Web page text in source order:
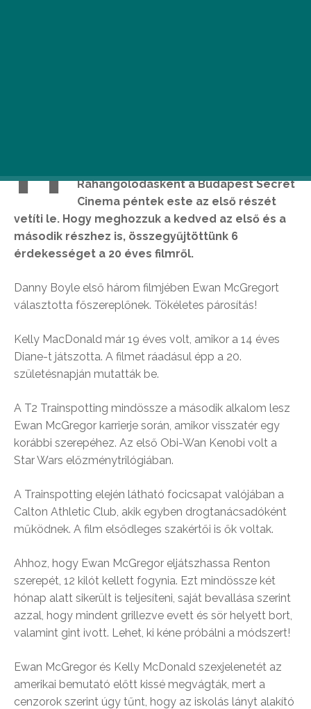
H
Ráhangolódásként a Budapest Secret
Cinema péntek este az első részét
vetíti le. Hogy meghozzuk a kedved az első és a
második részhez is, összegyűjtöttünk 6
érdekességet a 20 éves filmről.
Danny Boyle első három filmjében Ewan McGregort
választotta főszereplőnek. Tökéletes párosítás!
Kelly MacDonald már 19 éves volt, amikor a 14 éves
Diane-t játszotta. A filmet ráadásul épp a 20.
születésnapján mutatták be.
A T2 Trainspotting mindössze a második alkalom lesz
Ewan McGregor karrierje során, amikor visszatér egy
korábbi szerepéhez. Az első Obi-Wan Kenobi volt a
Star Wars előzménytrilógiában.
A Trainspotting elején látható focicsapat valójában a
Calton Athletic Club, akik egyben drogtanácsadóként
működnek. A film elsődleges szakértői is ők voltak.
Ahhoz, hogy Ewan McGregor eljátszhassa Renton
szerepét, 12 kilót kellett fogynia. Ezt mindössze két
hónap alatt sikerült is teljesíteni, saját bevallása szerint
azzal, hogy mindent grillezve evett és sör helyett bort,
valamint gint ivott. Lehet, ki kéne próbálni a módszert!
Ewan McGregor és Kelly McDonald szexjelenetét az
amerikai bemutató előtt kissé megvágták, mert a
cenzorok szerint úgy tűnt, hogy az iskolás lányt alakító